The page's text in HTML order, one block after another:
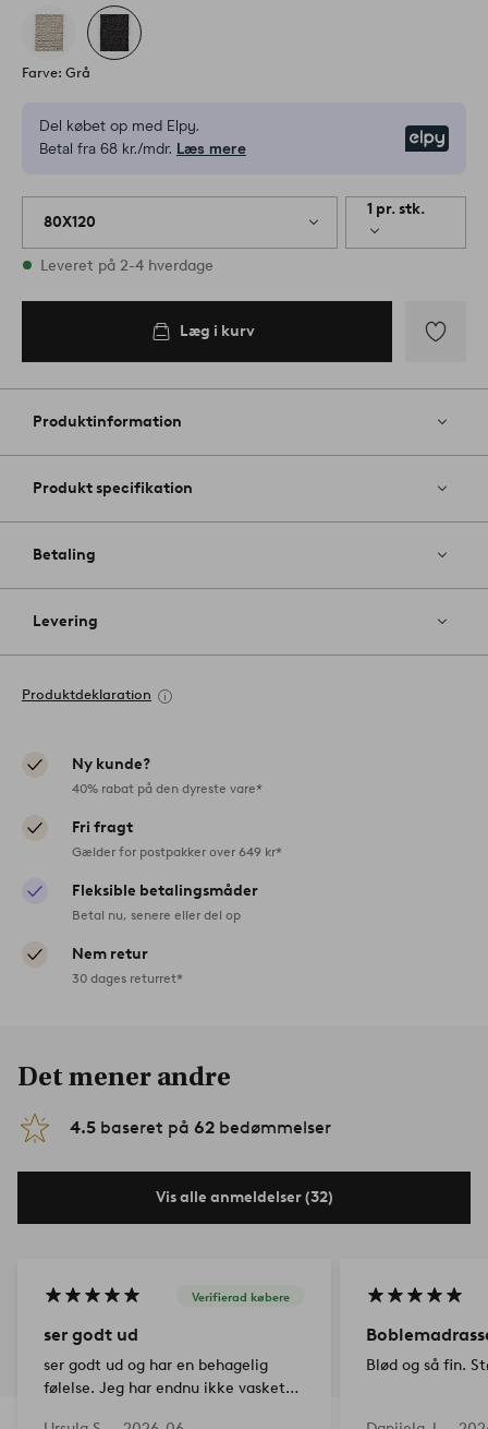
Farve: Grå
Del købet op med Elpy.
Betal fra 68 kr./mdr. Læs mere
80X120
1 pr. stk.
På lager
Leveret på 2-4 hverdage
Læg i kurv
til
Produktinformation
Produkt specifikation
Betaling
Levering
Produktdeklaration
Ny kunde?
40% rabat på den dyreste vare*
Fri fragt
Gælder for postpakker over 649 kr*
Fleksible betalingsmåder
Betal nu, senere eller del op
Nem retur
30 dages returret*
Det mener andre
4.5 baseret på 62 bedømmelser
Vis alle anmeldelser (32)
Verifierad købere
ser godt ud
ser godt ud og har en behagelig
følelse. Jeg har endnu ikke vasket
Blød og så fin.